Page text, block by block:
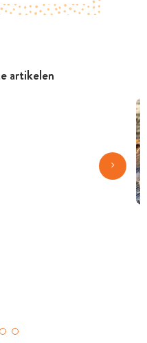
artikelen